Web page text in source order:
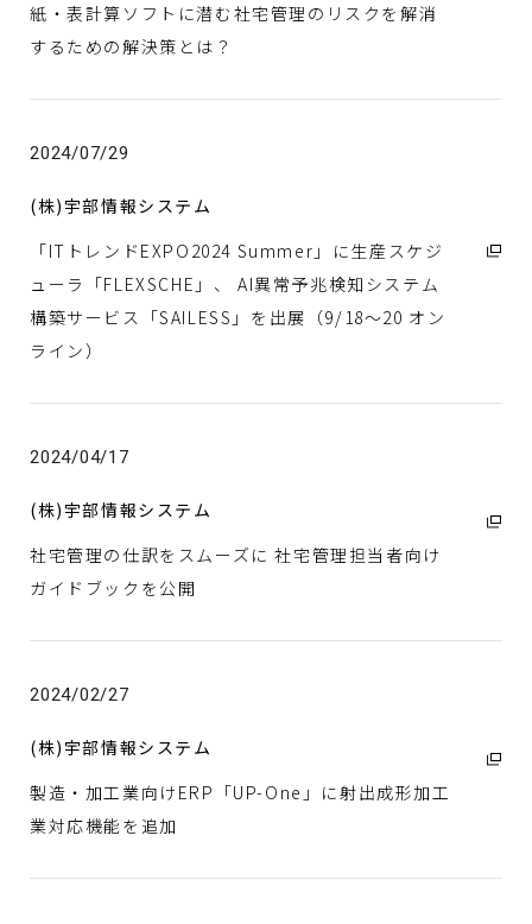
大阪ガスマーケティング(株)
(株)オージス総研
さくら情報システム(株)
紙・表計算ソフトに潜む社宅管理のリスクを解消
するための解決策とは？
2024/07/29
(株)宇部情報システム
「ITトレンドEXPO2024 Summer」に生産スケジ
ューラ「FLEXSCHE」、 AI異常予兆検知システム
構築サービス「SAILESS」を出展（9/18～20 オン
ライン）
2024/04/17
(株)宇部情報システム
社宅管理の仕訳をスムーズに 社宅管理担当者向け
ガイドブックを公開
2024/02/27
(株)宇部情報システム
製造・加工業向けERP「UP-One」に射出成形加工
業対応機能を追加